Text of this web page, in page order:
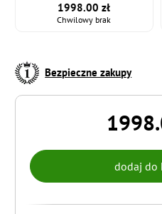
1998.00 zł
Chwilowy brak
Bezpieczne zakupy